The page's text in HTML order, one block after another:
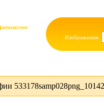
Изображения: